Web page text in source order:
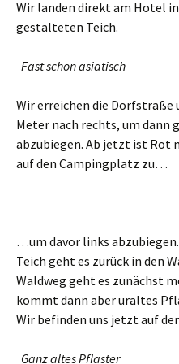
Wir landen direkt am Hotel
gestalteten Teich.
Fast schon asiatisch
Wir erreichen die Dorfstraße
Meter nach rechts, um dann
abzubiegen. Ab jetzt ist Rot
auf den Campingplatz zu…
…um davor links
Teich geht es zurück in den
Waldweg geht es zunächst
kommt dann aber uraltes
Wir befinden uns jetzt auf
Ganz altes Pflaster